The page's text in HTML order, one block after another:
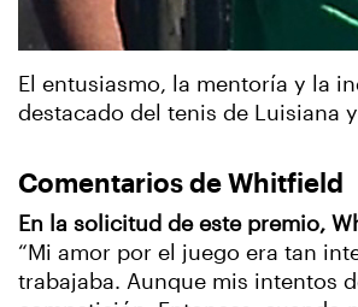
El entusiasmo, la mentoría y la
destacado del tenis de Luisiana
Comentarios de Whitfield
En la solicitud de este premio,
“Mi amor por el juego era tan
trabajaba. Aunque mis intentos